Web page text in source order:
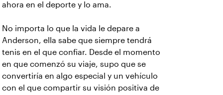
ahora en el deporte y lo ama.
No importa lo que la vida le depare a
Anderson, ella sabe que siempre tendrá
tenis en el que confiar. Desde el momento
en que comenzó su viaje, supo que se
convertiría en algo especial y un vehículo
con el que compartir su visión positiva de